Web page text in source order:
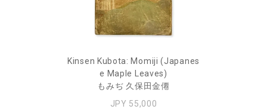
Kinsen Kubota: Momiji (Japanes
e Maple Leaves)
もみぢ 久保田金僊
JPY 55,000